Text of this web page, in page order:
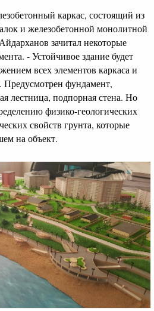
каркас, состоящий из
и железобетонной монолитной
зачитал некоторые
- Устойчивое здание будет
всех элементов каркаса и
фундамент,
лестница, подпорная стена. Но
физико-геологических
свойств грунта, которые
на объект.